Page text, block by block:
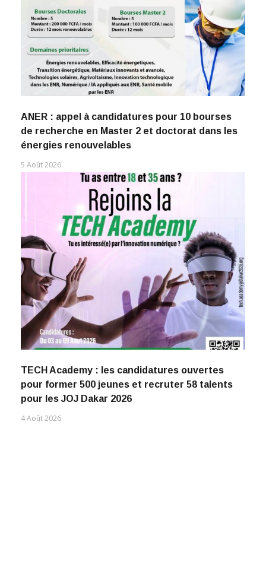
ANER : appel à candidatures pour 10 bourses
de recherche en Master 2 et doctorat dans les
énergies renouvelables
5 Août 2026
TECH Academy : les candidatures ouvertes
pour former 500 jeunes et recruter 58 talents
pour les JOJ Dakar 2026
4 Août 2026